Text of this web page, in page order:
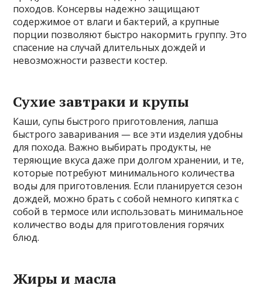
походов. Консервы надежно защищают
содержимое от влаги и бактерий, а крупные
порции позволяют быстро накормить группу. Это
спасение на случай длительных дождей и
невозможности развести костер.
Сухие завтраки и крупы
Каши, супы быстрого приготовления, лапша
быстрого заваривания — все эти изделия удобны
для похода. Важно выбирать продукты, не
теряющие вкуса даже при долгом хранении, и те,
которые потребуют минимального количества
воды для приготовления. Если планируется сезон
дождей, можно брать с собой немного кипятка с
собой в термосе или использовать минимальное
количество воды для приготовления горячих
блюд.
Жиры и масла